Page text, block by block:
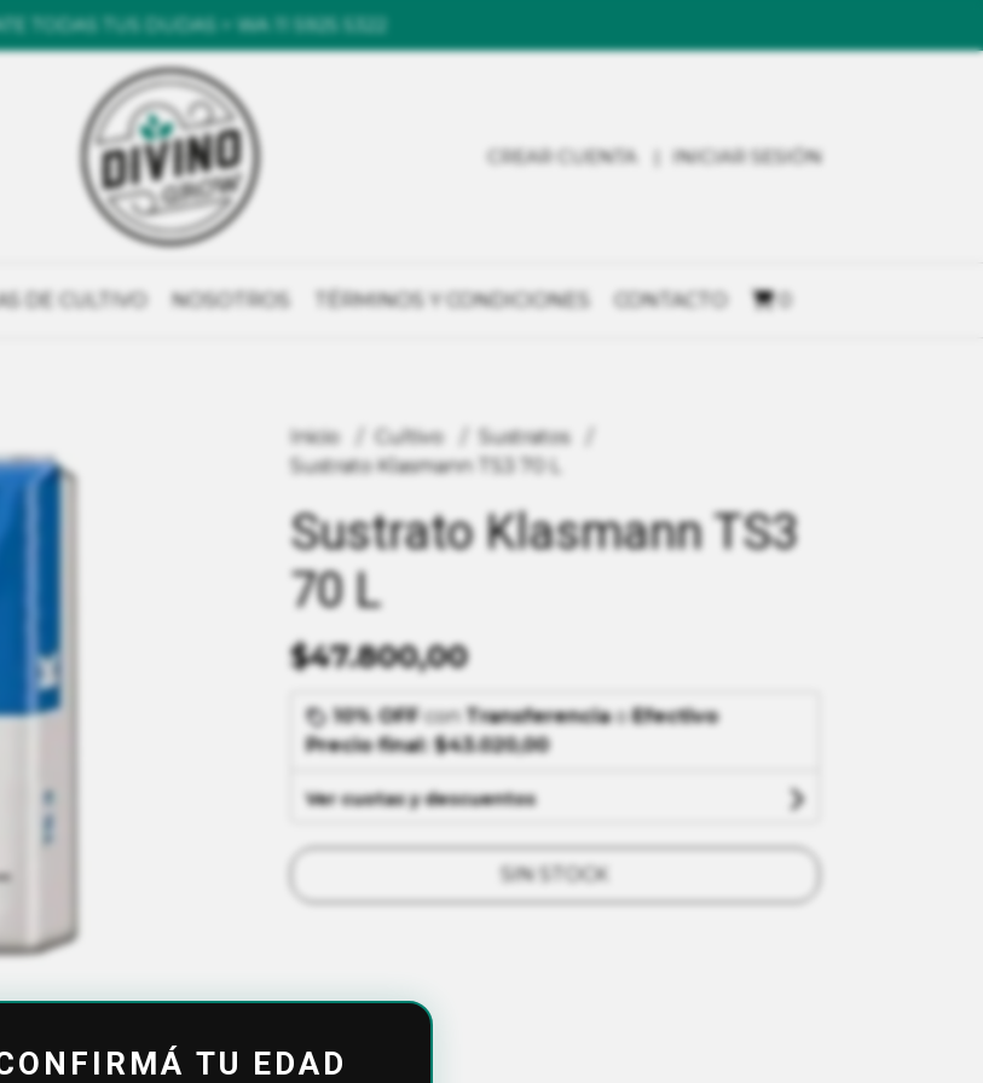
TODAS TUS DUDAS > WA 11 5925 5322
CREAR CUENTA INICIAR SESIÓN
DE CULTIVO NOSOTROS TÉRMINOS Y CONDICIONES CONTACTO
con
Inicio Cultivo
Sustratos
Sustrato Klasmann TS3 70 L
Sustrato Klasmann TS3
70 L
$47.800,00
10% OFFcon TransferenciaoEfectivo
Precio final:$43.020,00
Ver cuotas y descuentos
SIN STOCK
TU EDAD